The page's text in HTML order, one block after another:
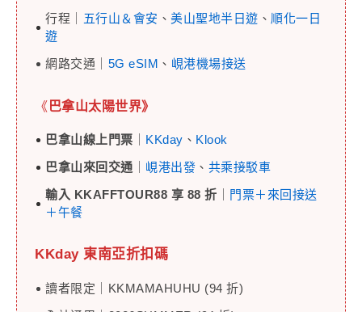
行程｜ 五行山＆會安 、 美山聖地半日遊 、 順化一日
遊
網路交通｜ 5G eSIM 、 峴港機場接送
《 巴拿山太陽世界》
巴拿山線上門票 KKday 、 Klook
巴拿山來回交通
峴港出發 、 共乘接駁車
輸入 KKAFFTOUR88 享 88 折
門票＋來回接送
＋午餐
KKday 東南亞折扣碼
讀者限定｜KKMAMAHUHU (94 折)